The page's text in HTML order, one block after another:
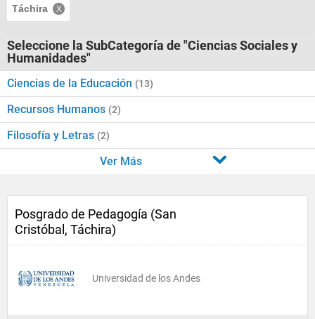
Táchira
Seleccione la SubCategoría de "Ciencias Sociales y
Humanidades"
Ciencias de la Educación (13)
Recursos Humanos (2)
Filosofía y Letras (2)
Ver Más
Posgrado de Pedagogía (San
Cristóbal, Táchira)
Universidad de los Andes